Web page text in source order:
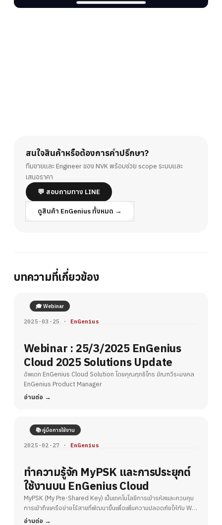
สนใจสินค้าหรือต้องการคำปรึกษา?
ทีมขายและ Engineer ของ NVK พร้อมช่วย scope ระบบและ
เสนอราคา
💬 สอบถามทาง LINE
ดูสินค้า EnGenius ทั้งหมด →
บทความที่เกี่ยวข้อง
🎓 Webinar
2025-03-25 · EnGenius
Webinar : 25/3/2025 EnGenius
Cloud 2025 Solutions Update
อัพเดท EnGenius Cloud Solution โดยคุณฤทธิไกร ขัณฑวีระมงคล
EnGenius Product Manager
อ่านต่อ
📚 คู่มือการใช้งาน
2025-02-27 · EnGenius
ทำความรู้จัก MyPSK และการประยุกต์
ใช้งานบน EnGenius Cloud
MyPSK (My Pre-Shared Key) เป็นเทคโนโลยีการเข้ารหัสและควบคุม
การเข้าถึงเครือข่ายไร้สายที่พัฒนาขึ้นเพื่อเพิ่มความปลอดภัยให้กับ Wi-
Fi
อ่านต่อ